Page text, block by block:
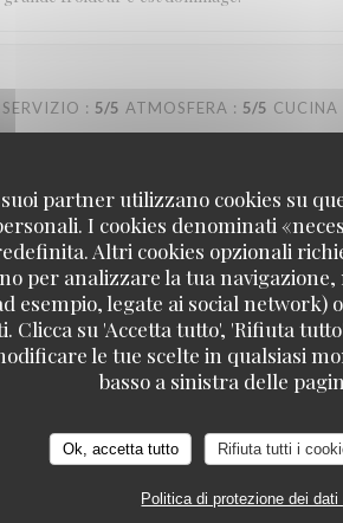
partner utilizzano cookies su
I cookies denominati
Altri cookies opzionali
per analizzare la tua
esempio, legate ai social network)
Clicca su 'Accetta tutto', 'Rifiuta
le tue scelte in qualsiasi
basso a sinistra delle
Ok, accetta tutto Rifiuta tutti i
Politica di protezione dei dati
SERVIZIO : 5/5 ATMOSFERA : 5/5 CUCINA
même par une famille italienne
SERVIZIO: 5 /5 ATMOSFERA: 5/5 CUCINA: